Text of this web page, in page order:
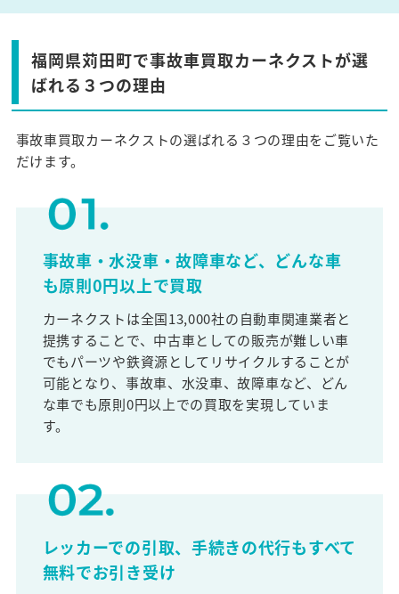
福岡県苅田町で事故車買取カーネクストが選
ばれる３つの理由
事故車買取カーネクストの選ばれる３つの理由をご覧いた
だけます。
事故車・水没車・故障車など、どんな車
も原則0円以上で買取
カーネクストは全国13,000社の自動車関連業者と
提携することで、中古車としての販売が難しい車
でもパーツや鉄資源としてリサイクルすることが
可能となり、事故車、水没車、故障車など、どん
な車でも原則0円以上での買取を実現していま
す。
レッカーでの引取、手続きの代行もすべて
無料でお引き受け